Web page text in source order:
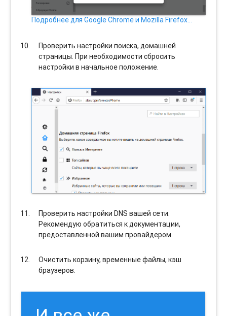
Подробнее для Google Chrome и Mozilla Firefox…
Проверить настройки поиска, домашней
страницы. При необходимости сбросить
настройки в начальное положение.
Проверить настройки DNS вашей сети.
Рекомендую обратиться к документации,
предоставленной вашим провайдером.
Очистить корзину, временные файлы, кэш
браузеров.